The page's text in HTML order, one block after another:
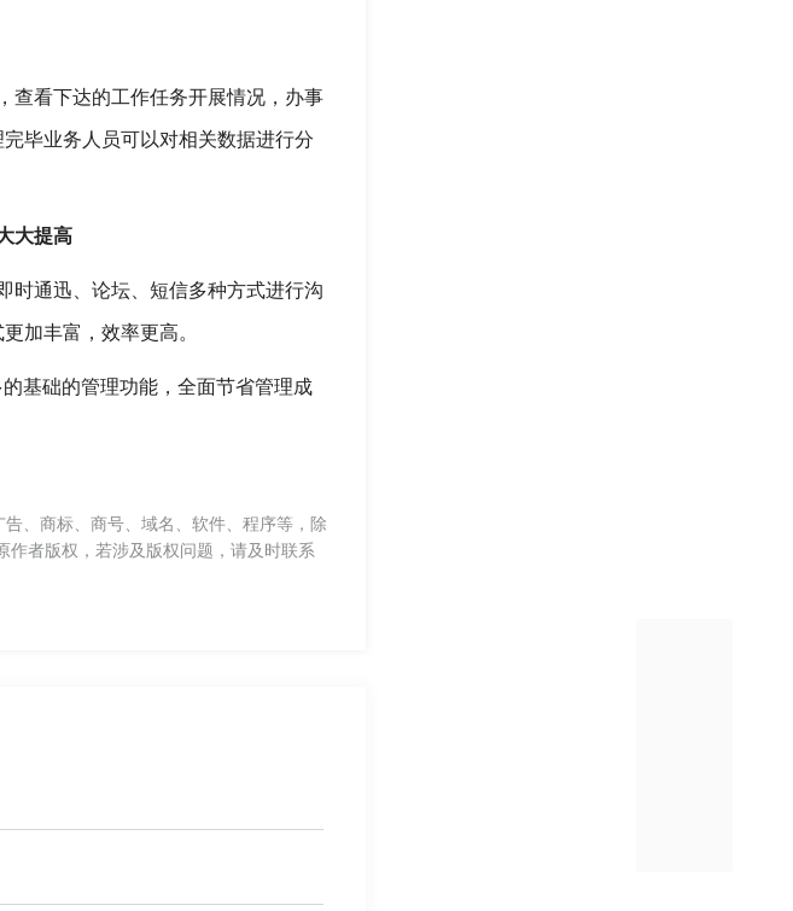
查看下达的工作任务开展情况，办事
毕业务人员可以对相关数据进行分
大提高
时通迅、论坛、短信多种方式进行沟
加丰富，效率更高。
基础的管理功能，全面节省管理成
、商标、商号、域名、软件、程序等，除
者版权，若涉及版权问题，请及时联系